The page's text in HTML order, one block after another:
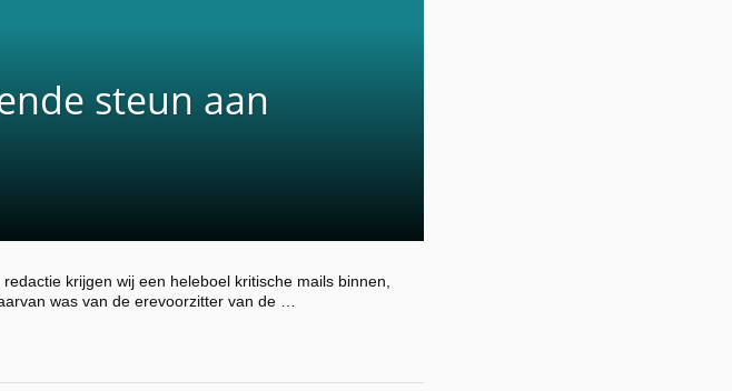
steun aan
krijgen wij een heleboel kritische mails binnen,
was van de erevoorzitter van de …